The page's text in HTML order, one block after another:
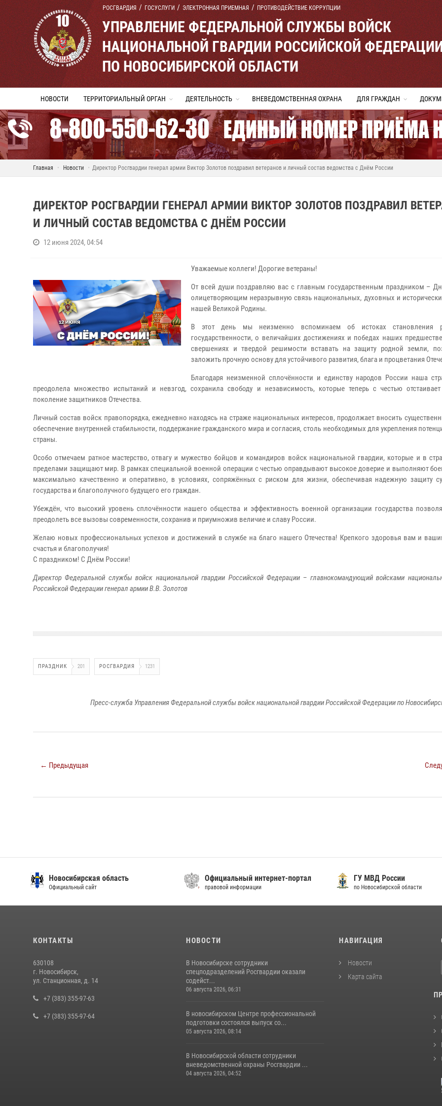
РОСГВАРДИЯ ГОСУСЛУГИ ЭЛЕКТРОННАЯ ПРИЕМНАЯ ПРОТИВОДЕЙСТВИЕ КОРРУПЦИИ
УПРАВЛЕНИЕ ФЕДЕРАЛЬНОЙ СЛУЖБЫ ВОЙСК
НАЦИОНАЛЬНОЙ ГВАРДИИ РОССИЙСКОЙ
ПО НОВОСИБИРСКОЙ ОБЛАСТИ
НОВОСТИ ТЕРРИТОРИАЛЬНЫЙ ОРГАН ДЕЯТЕЛЬНОСТЬ ВНЕВЕДОМСТВЕННАЯ ОХРАНА ДЛЯ ГРАЖДАН
Главная Новости Директор Росгвардии генерал армии Виктор Золотов поздравил ветеранов и личный состав ведомства с Днём России
ДИРЕКТОР РОСГВАРДИИ ГЕНЕРАЛ АРМИИ ВИКТОР ЗОЛОТОВ ПОЗДРАВИЛ
И ЛИЧНЫЙ СОСТАВ ВЕДОМСТВА С ДНЁМ РОССИИ
12 июня 2024, 04:54
Уважаемые коллеги! Дорогие ветераны!
От всей души поздравляю вас с главным государственным праздником –
олицетворяющим неразрывную связь национальных, духовных и
нашей Великой Родины.
В этот день мы неизменно вспоминаем об истоках становления
государственности, о величайших достижениях и победах наших
свершениях и твердой решимости вставать на защиту родной земли,
заложить прочную основу для устойчивого развития, блага и процветания
Благодаря неизменной сплочённости и единству народов России наша
преодолела множество испытаний и невзгод, сохранила свободу и независимость, которые теперь с честью
поколение защитников Отечества.
Личный состав войск правопорядка, ежедневно находясь на страже национальных интересов, продолжает вносить
обеспечение внутренней стабильности, поддержание гражданского мира и согласия, столь необходимых для укрепления
страны.
Особо отмечаем ратное мастерство, отвагу и мужество бойцов и командиров войск национальной гвардии, которые и в
пределами защищают мир. В рамках специальной военной операции с честью оправдывают высокое доверие и выполняют
максимально качественно и оперативно, в условиях, сопряжённых с риском для жизни, обеспечивая надежную защиту
государства и благополучного будущего его граждан.
Убеждён, что высокий уровень сплочённости нашего общества и эффективность военной организации государства
преодолеть все вызовы современности, сохранив и приумножив величие и славу России.
Желаю новых профессиональных успехов и достижений в службе на благо нашего Отечества! Крепкого здоровья вам и
счастья и благополучия!
С праздником! С Днём России!
Директор Федеральной службы войск национальной гвардии Российской Федерации – главнокомандующий войсками
Российской Федерации генерал армии В.В. Золотов
ПРАЗДНИК 201 РОСГВАРДИЯ 1231
Пресс-служба Управления Федеральной службы войск национальной гвардии Российской Федерации по
← Предыдущая
Новосибирская область
Официальный сайт
Официальный интернет-портал
правовой информации
ГУ МВД России
по Новосибирской области
КОНТАКТЫ
630108
г. Новосибирск,
ул. Станционная, д. 14
+7 (383) 355-97-63
+7 (383) 355-97-64
НОВОСТИ
В Новосибирске сотрудники
спецподразделений Росгвардии оказали
содейст...
06 августа 2026, 06:31
В новосибирском Центре профессиональной
подготовки состоялся выпуск со...
05 августа 2026, 08:14
В Новосибирской области сотрудники
вневедомственной охраны Росгвардии ...
04 августа 2026, 04:52
НАВИГАЦИЯ
Новости
Карта сайта